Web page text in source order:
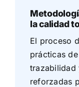
la calidad
El proceso
prácticas
trazabilidad
reforzadas